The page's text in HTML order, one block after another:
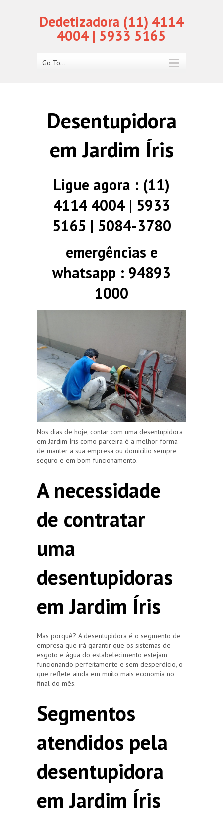
Dedetizadora (11) 4114
4004 | 5933 5165
Go To...
Desentupidora
em Jardim Íris
Ligue agora : (11)
4114 4004 | 5933
5165 | 5084-3780
emergências e
whatsapp : 94893
1000
Nos dias de hoje, contar com uma desentupidora
em Jardim Íris como parceira é a melhor forma
de manter a sua empresa ou domicílio sempre
seguro e em bom funcionamento.
A necessidade
de contratar
uma
desentupidoras
em Jardim Íris
Mas porquê? A desentupidora é o segmento de
empresa que irá garantir que os sistemas de
esgoto e água do estabelecimento estejam
funcionando perfeitamente e sem desperdício, o
que reflete ainda em muito mais economia no
final do mês.
Segmentos
atendidos pela
desentupidora
em Jardim Íris